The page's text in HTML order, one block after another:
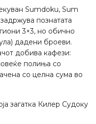
Sumdoku, Sum
познатата
3×3, но обично
дадени броеви.
добива кафези:
полиња со
со целна сума во
загатка Килер Судоку